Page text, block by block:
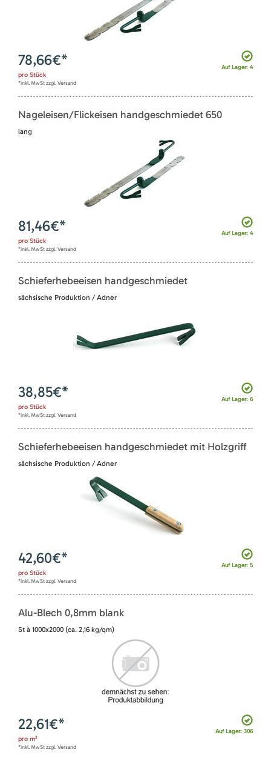
Auf Lager: 4
78,66€*
pro Stück
*inkl. MwSt zzgl. Versand
Nageleisen/Flickeisen handgeschmiedet 650
lang
Auf Lager: 4
81,46€*
pro Stück
*inkl. MwSt zzgl. Versand
Schieferhebeeisen handgeschmiedet
sächsische Produktion / Adner
Auf Lager: 6
38,85€*
pro Stück
*inkl. MwSt zzgl. Versand
Schieferhebeeisen handgeschmiedet mit Holzgriff
sächsische Produktion / Adner
Auf Lager: 5
42,60€*
pro Stück
*inkl. MwSt zzgl. Versand
Alu-Blech 0,8mm blank
St à 1000x2000 (ca. 2,16 kg/qm)
Auf Lager: 306
22,61€*
pro m²
*inkl. MwSt zzgl. Versand